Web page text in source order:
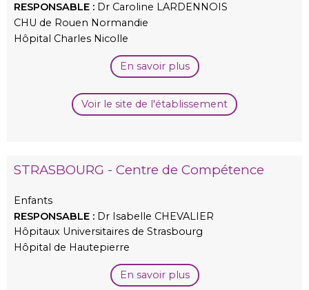
RESPONSABLE : Dr Caroline LARDENNOIS
CHU de Rouen Normandie
Hôpital Charles Nicolle
En savoir plus
Voir le site de l'établissement
STRASBOURG - Centre de Compétence
Enfants
RESPONSABLE : Dr Isabelle CHEVALIER
Hôpitaux Universitaires de Strasbourg
Hôpital de Hautepierre
En savoir plus